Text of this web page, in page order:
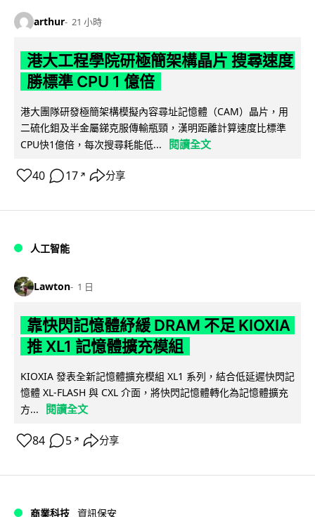
arthur 21 小時
港大工程學院研極簡架構晶片 搜尋速度
勝標準 CPU 1 億倍
港大團隊研發極簡架構模擬內容尋址記憶體（CAM）晶片，用
二硫化鉬及半金屬銻克服傳輸瓶頸，漢明距離計算速度比標準
CPU快1億倍，每次搜尋耗能低...
閱讀全文
40 17 ↗ 分享
人工智能
Lawton 1 日
靠快閃記憶體紓緩 DRAM 不足 KIOXIA
推 XL1 記憶體擴充模組
KIOXIA 發表全新記憶體擴充模組 XL1 系列，結合低延遲快閃記
憶體 XL-FLASH 與 CXL 介面，將快閃記憶體轉化為記憶體擴充
方...
閱讀全文
84 5 ↗ 分享
商業科技 資訊保安